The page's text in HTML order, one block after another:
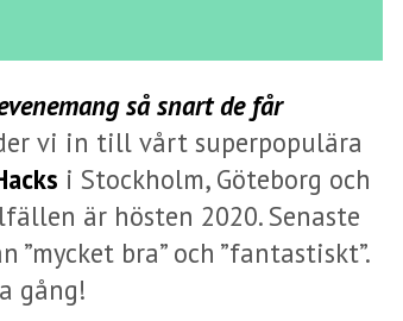
så snart de får
vi in till vårt superpopulära
i Stockholm, Göteborg och
är hösten 2020. Senaste
bra” och ”fantastiskt”.
gång!